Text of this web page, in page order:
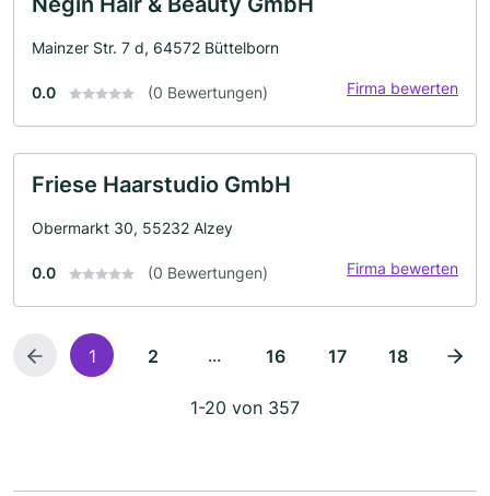
Mainzer Str. 7 d, 64572 Büttelborn
0.0 (0 Bewertungen) Firma bewerten
Friese Haarstudio GmbH
Obermarkt 30, 55232 Alzey
0.0 (0 Bewertungen) Firma bewerten
1 2 ... 16 17 18
1-20 von 357